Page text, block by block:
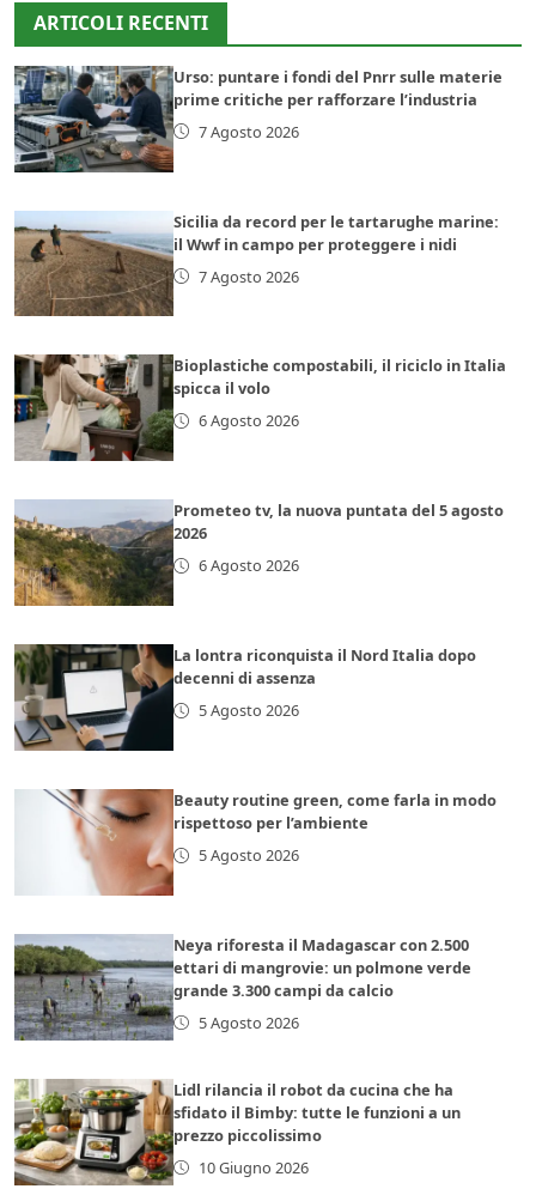
ARTICOLI RECENTI
Urso: puntare i fondi del Pnrr sulle materie
prime critiche per rafforzare l’industria
7 Agosto 2026
Sicilia da record per le tartarughe marine:
il Wwf in campo per proteggere i nidi
7 Agosto 2026
Bioplastiche compostabili, il riciclo in Italia
spicca il volo
6 Agosto 2026
Prometeo tv, la nuova puntata del 5 agosto
2026
6 Agosto 2026
La lontra riconquista il Nord Italia dopo
decenni di assenza
5 Agosto 2026
Beauty routine green, come farla in modo
rispettoso per l’ambiente
5 Agosto 2026
Neya riforesta il Madagascar con 2.500
ettari di mangrovie: un polmone verde
grande 3.300 campi da calcio
5 Agosto 2026
Lidl rilancia il robot da cucina che ha
sfidato il Bimby: tutte le funzioni a un
prezzo piccolissimo
10 Giugno 2026